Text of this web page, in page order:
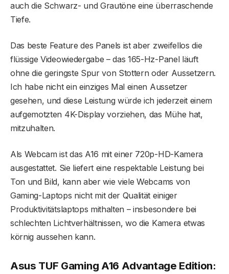
auch die Schwarz- und Grautöne eine überraschende
Tiefe.
Das beste Feature des Panels ist aber zweifellos die
flüssige Videowiedergabe – das 165-Hz-Panel läuft
ohne die geringste Spur von Stottern oder Aussetzern.
Ich habe nicht ein einziges Mal einen Aussetzer
gesehen, und diese Leistung würde ich jederzeit einem
aufgemotzten 4K-Display vorziehen, das Mühe hat,
mitzuhalten.
Als Webcam ist das A16 mit einer 720p-HD-Kamera
ausgestattet. Sie liefert eine respektable Leistung bei
Ton und Bild, kann aber wie viele Webcams von
Gaming-Laptops nicht mit der Qualität einiger
Produktivitätslaptops mithalten – insbesondere bei
schlechten Lichtverhältnissen, wo die Kamera etwas
körnig aussehen kann.
Asus TUF Gaming A16 Advantage Edition: